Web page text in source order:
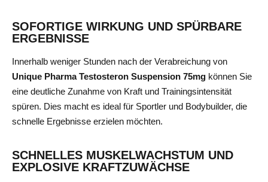
SOFORTIGE WIRKUNG UND SPÜRBARE
ERGEBNISSE
Innerhalb weniger Stunden nach der Verabreichung von
Unique Pharma Testosteron Suspension 75mg können Sie
eine deutliche Zunahme von Kraft und Trainingsintensität
spüren. Dies macht es ideal für Sportler und Bodybuilder, die
schnelle Ergebnisse erzielen möchten.
SCHNELLES MUSKELWACHSTUM UND
EXPLOSIVE KRAFTZUWÄCHSE